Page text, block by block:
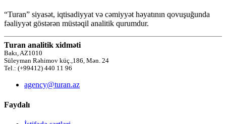
“Turan” siyasət, iqtisadiyyat və cəmiyyət həyatının qovuşuğunda
fəaliyyət göstərən müstəqil analitik qurumdur.
Turan analitik xidməti
Bakı, AZ1010
Süleyman Rəhimov küç.,186, Mən. 24
Tel.: (+99412) 440 11 96
agency@turan.az
Faydalı